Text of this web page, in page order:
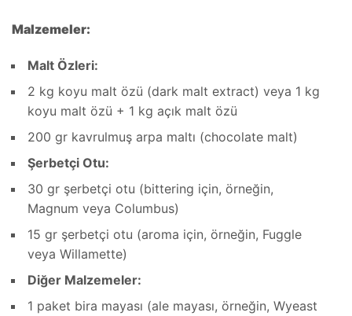
Malzemeler:
Malt Özleri:
2 kg koyu malt özü (dark malt extract) veya 1 kg
koyu malt özü + 1 kg açık malt özü
200 gr kavrulmuş arpa maltı (chocolate malt)
Şerbetçi Otu:
30 gr şerbetçi otu (bittering için, örneğin,
Magnum veya Columbus)
15 gr şerbetçi otu (aroma için, örneğin, Fuggle
veya Willamette)
Diğer Malzemeler:
1 paket bira mayası (ale mayası, örneğin, Wyeast